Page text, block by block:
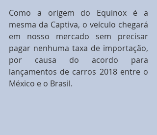
Como a origem do Equinox é a
mesma da Captiva, o veículo chegará
em nosso mercado sem precisar
pagar nenhuma taxa de importação,
por causa do acordo para
lançamentos de carros 2018 entre o
México e o Brasil.